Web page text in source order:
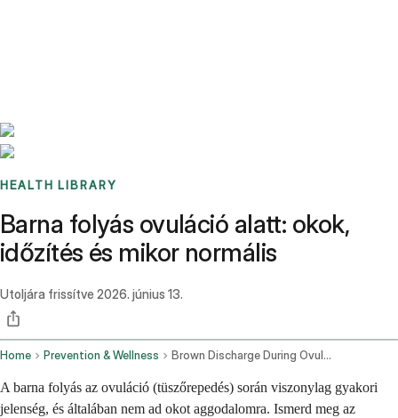
HEALTH LIBRARY
Barna folyás ovuláció alatt: okok,
időzítés és mikor normális
Utoljára frissítve 2026. június 13.
Home Prevention & Wellness Brown Discharge During Ovulation
A barna folyás az ovuláció (tüszőrepedés) során viszonylag gyakori
jelenség, és általában nem ad okot aggodalomra. Ismerd meg az